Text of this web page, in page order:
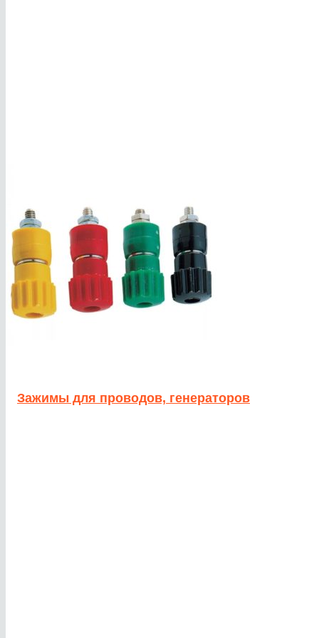
Зажимы для проводов, генераторов